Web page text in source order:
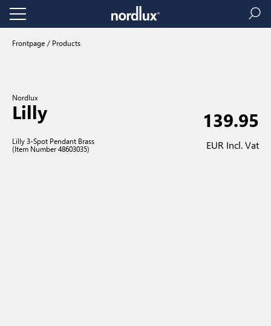
Frontpage Products
Nordlux
Lilly
Lilly 3-Spot Pendant Brass
(Item Number 48603035)
139.95
EUR Incl. Vat